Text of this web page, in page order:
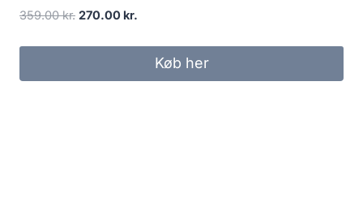
359.00kr. Original
270.00 kr.
270.00 kr..
Køb her